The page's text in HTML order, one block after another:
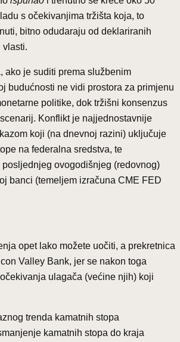
s očekivanjima tržišta koja, to
bitno odudaraju od deklariranih
vlasti.
ako je suditi prema službenim
budućnosti ne vidi prostora za primjenu
politike, dok tržišni konsenzus
Konflikt je najjednostavnije
koji (na dnevnoj razini) uključuje
na federalna sredstva, te
ovogodišnjeg (redovnog)
banci (temeljem izračuna CME FED
opet lako možete uočiti, a prekretnica
Valley Bank, jer se nakon toga
ulagača (većine njih) koji
trenda kamatnih stopa
kamatnih stopa do kraja